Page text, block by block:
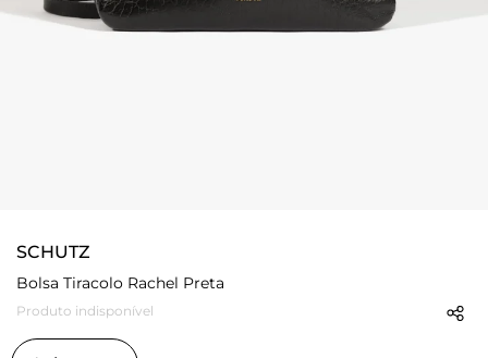
SCHUTZ
Bolsa Tiracolo Rachel Preta
Produto indisponível